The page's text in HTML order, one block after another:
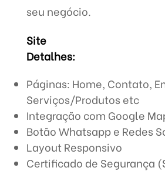
seu negócio.
Site
Detalhes:
Páginas: Home, Contato,
Serviços/Produtos etc
Integração com Google
Botão Whatsapp e Redes
Layout Responsivo
Certificado de Segurança